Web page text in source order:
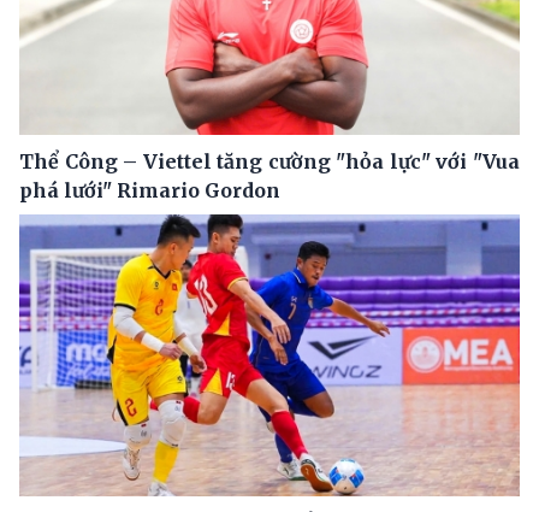
Thể Công – Viettel tăng cường "hỏa lực" với "Vua
phá lưới" Rimario Gordon